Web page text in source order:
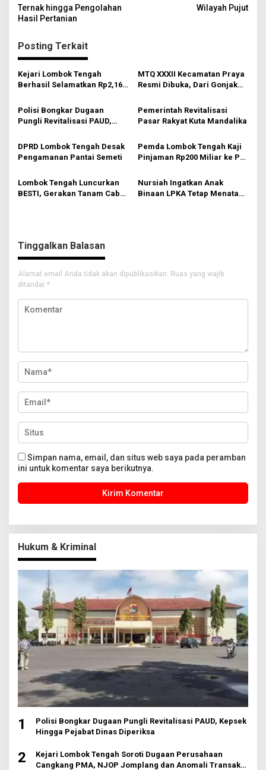
v
g
a
s
p
o
s
Ternak hingga Pengolahan
Hasil Pertanian
Wilayah Pujut
Posting Terkait
Kejari Lombok Tengah
Berhasil Selamatkan Rp2,16
MTQ XXXII Kecamatan Praya
Resmi Dibuka, Dari Gonjak
Membumikan Al-Qur’an
Polisi Bongkar Dugaan
Pungli Revitalisasi PAUD,
Diperiksa
Pemerintah Revitalisasi
Pasar Rakyat Kuta Mandalika
DPRD Lombok Tengah Desak
Pengamanan Pantai Semeti
Pemda Lombok Tengah Kaji
Pinjaman Rp200 Miliar ke PT
Lombok Tengah Luncurkan
BESTI, Gerakan Tanam Cabai
Nursiah Ingatkan Anak
Binaan LPKA Tetap Menata
Tinggalkan Balasan
Alamat email Anda tidak akan dipublikasikan. Ruas yang wajib
ditandai *
Simpan nama, email, dan situs web saya pada peramban
ini untuk komentar saya berikutnya.
Hukum & Kriminal
1
Polisi Bongkar Dugaan Pungli Revitalisasi PAUD, Kepsek
Hingga Pejabat Dinas Diperiksa
2
Kejari Lombok Tengah Soroti Dugaan Perusahaan
Cangkang PMA, NJOP Jomplang dan Anomali Transaksi